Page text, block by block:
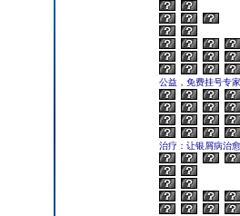
公益，免费挂号专
治疗：让银屑病治